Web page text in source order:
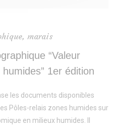
, marais
“Valeur
1er édition
les documents disponibles
Pôles-relais zones humides sur
en milieux humides. Il